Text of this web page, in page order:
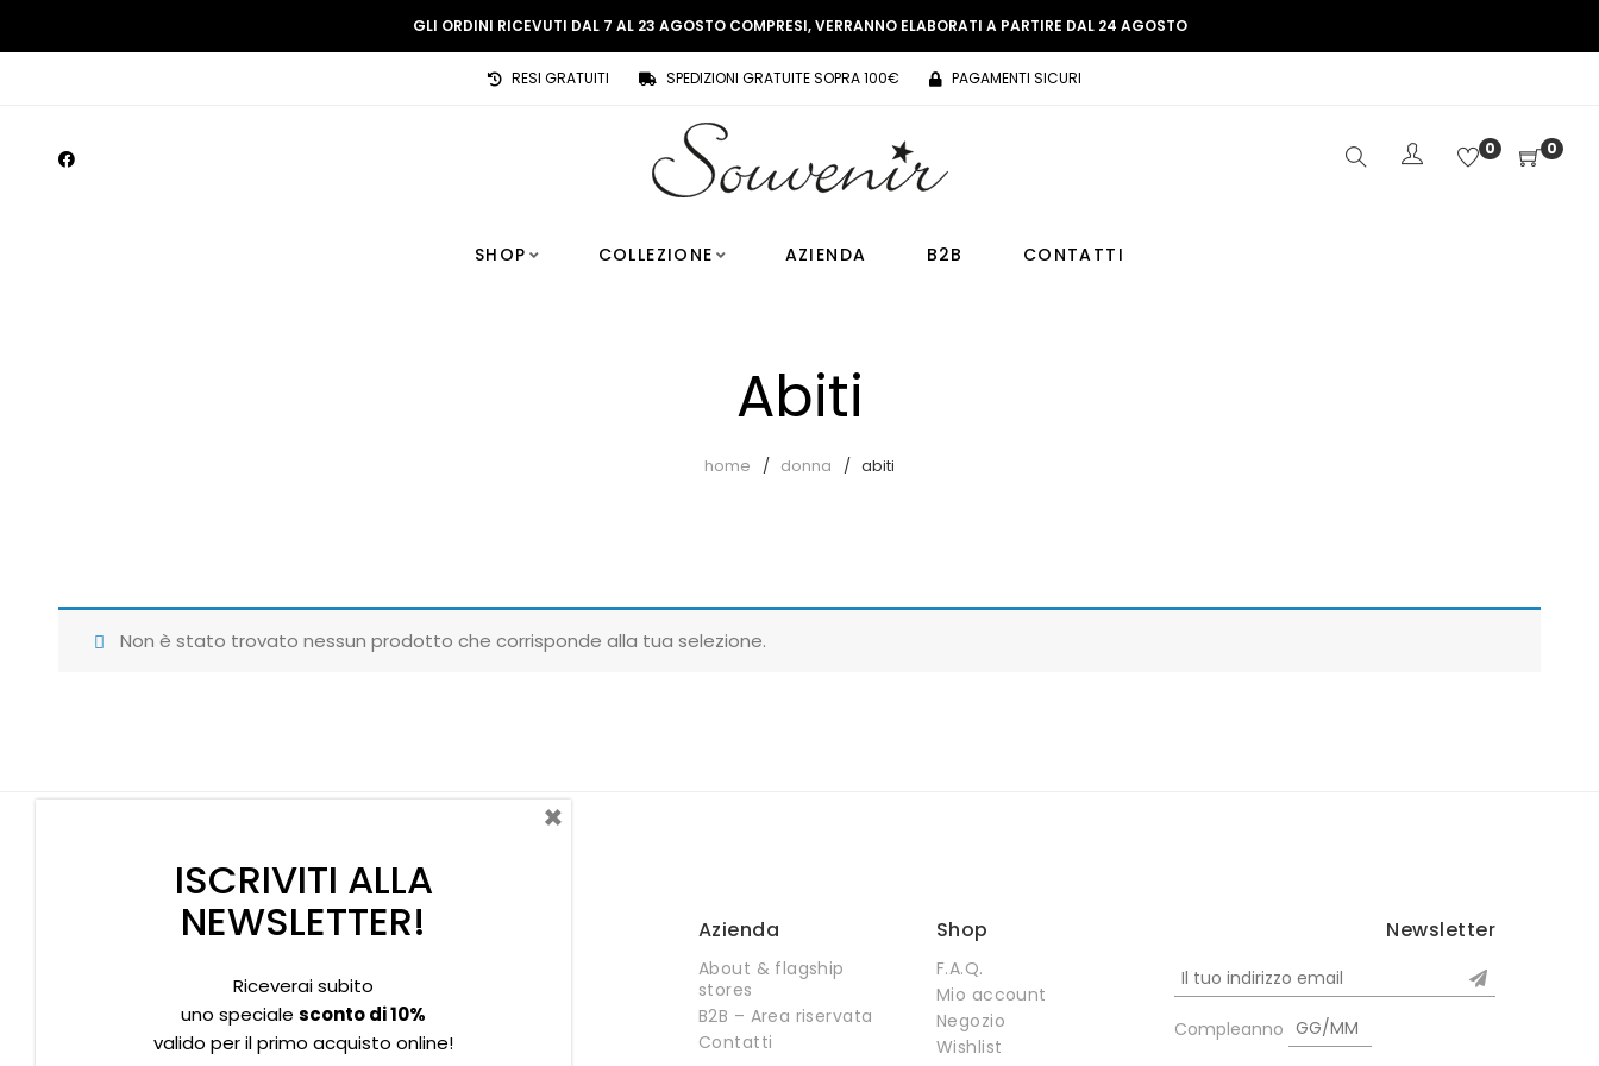
GLI ORDINI RICEVUTI DAL 7 AL 23 AGOSTO COMPRESI, VERRANNO ELABORATI A PARTIRE DAL 24 AGOSTO
RESI GRATUITI SPEDIZIONI GRATUITE SOPRA 100€ PAGAMENTI SICURI
0 0
SHOP COLLEZIONE AZIENDA B2B CONTATTI
Abiti
home donna abiti
Non è stato trovato nessun prodotto che corrisponde alla tua selezione.
Privacy policy Informativa Cookies
Azienda
About & flagship
stores
B2B – Area riservata
Contatti
Shop
F.A.Q.
Mio account
Negozio
Wishlist
Newsletter
Compleanno
ISCRIVITI ALLA
NEWSLETTER!
Riceverai subito
uno speciale sconto di 10%
valido per il primo acquisto online!
×